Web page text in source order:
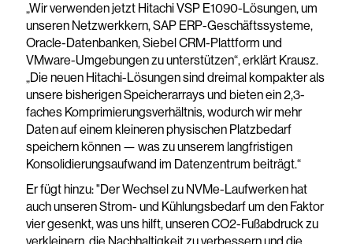
„Wir verwenden jetzt Hitachi VSP E1090-Lösungen, um
unseren Netzwerkkern, SAP ERP-Geschäftssysteme,
Oracle-Datenbanken, Siebel CRM-Plattform und
VMware-Umgebungen zu unterstützen“, erklärt Krausz.
„Die neuen Hitachi-Lösungen sind dreimal kompakter als
unsere bisherigen Speicherarrays und bieten ein 2,3-
faches Komprimierungsverhältnis, wodurch wir mehr
Daten auf einem kleineren physischen Platzbedarf
speichern können — was zu unserem langfristigen
Konsolidierungsaufwand im Datenzentrum beiträgt.“
Er fügt hinzu: "Der Wechsel zu NVMe-Laufwerken hat
auch unseren Strom- und Kühlungsbedarf um den Faktor
vier gesenkt, was uns hilft, unseren CO2-Fußabdruck zu